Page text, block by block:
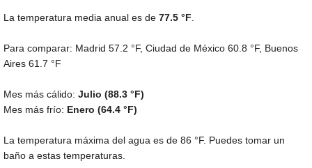
La temperatura media anual es de 77.5 °F
Para comparar: Madrid 57.2 °F, Ciudad de México 60.8 °F, Buenos
Aires 61.7 °F
Mes más cálido: Julio (88.3 °F)
Mes más frío: Enero (64.4 °F)
La temperatura máxima del agua es de 86 °F. Puedes tomar un
baño a estas temperaturas.